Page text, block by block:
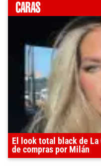
El look total black de La
de compras por Milán